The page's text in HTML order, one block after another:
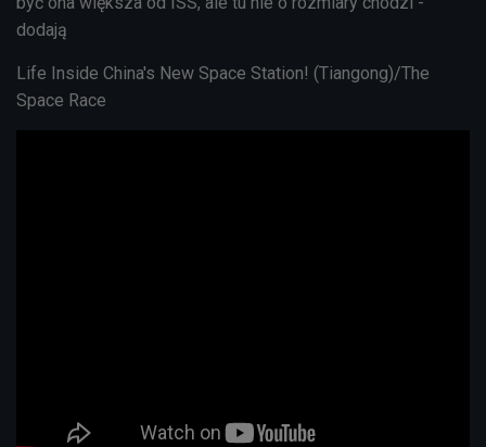
dodają
Life Inside China's New Space Station! (Tiangong)/The
Space Race